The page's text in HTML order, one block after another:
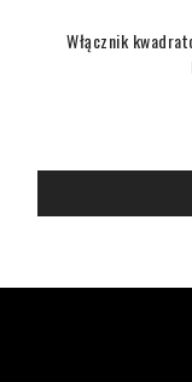
Włącznik